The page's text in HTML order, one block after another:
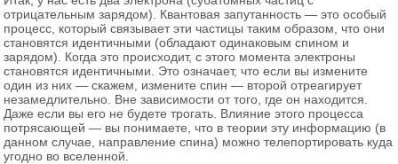
отрицательным зарядом). Квантовая запутанность — это особый
процесс, который связывает эти частицы таким образом, что они
становятся идентичными (обладают одинаковым спином и
зарядом). Когда это происходит, с этого момента электроны
становятся идентичными. Это означает, что если вы измените
один из них — скажем, измените спин — второй отреагирует
незамедлительно. Вне зависимости от того, где он находится.
Даже если вы его не будете трогать. Влияние этого процесса
потрясающей — вы понимаете, что в теории эту информацию (в
данном случае, направление спина) можно телепортировать куда
угодно во вселенной.